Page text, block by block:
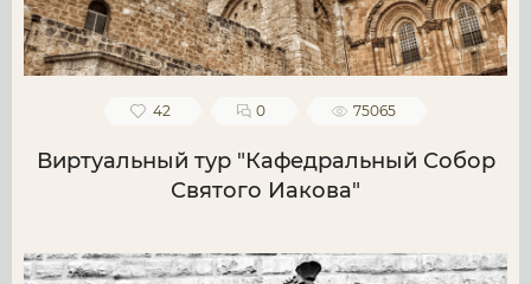
42 0 75065
Виртуальный тур "Кафедральный Собор
Святого Иакова"